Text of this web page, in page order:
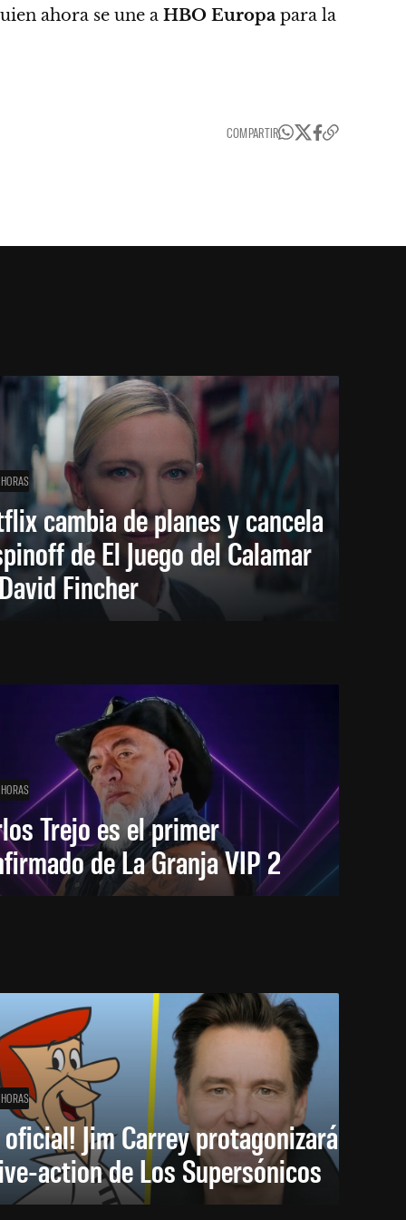
ahora se une a HBO Europa para la
COMPARTIR
cambia de planes y cancela
de El Juego del Calamar
Fincher
Trejo es el primer
de La Granja VIP 2
oficial! Jim Carrey protagonizará
action de Los Supersónicos